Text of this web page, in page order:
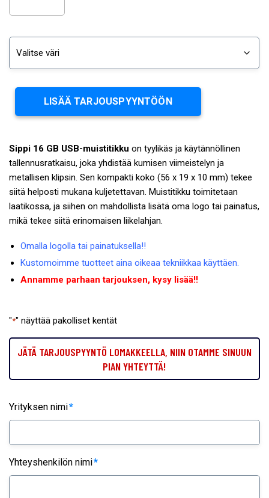
Sippi 16 GB USB-muistitikku on tyylikäs ja käytännöllinen
tallennusratkaisu, joka yhdistää kumisen viimeistelyn ja
metallisen klipsin. Sen kompakti koko (56 x 19 x 10 mm) tekee
siitä helposti mukana kuljetettavan. Muistitikku toimitetaan
laatikossa, ja siihen on mahdollista lisätä oma logo tai painatus,
mikä tekee siitä erinomaisen liikelahjan.
Omalla logolla tai painatuksella!!
Kustomoimme tuotteet aina oikeaa tekniikkaa käyttäen.
Annamme parhaan tarjouksen, kysy lisää!!
LISÄÄ TARJOUSPYYNTÖÖN
"*" näyttää pakolliset kentät
JÄTÄ TARJOUSPYYNTÖ LOMAKKEELLA, NIIN OTAMME SINUUN
PIAN YHTEYTTÄ!
Yrityksen nimi*
Yhteyshenkilön nimi*